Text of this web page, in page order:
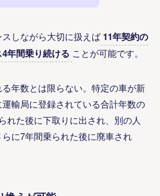
しながら大切に扱えば 11年契約の
年間乗り続ける ことが可能です。
年数とは限らない。特定の車が新
輸局に登録されている合計年数の
れた後に下取りに出され、別の人
に7年間乗られた後に廃車され